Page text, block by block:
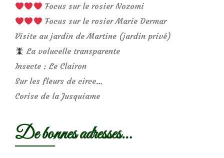
Focus sur le rosier Nozomi
Focus sur le rosier Marie Dermar
Visite au jardin de Martine (jardin privé)
La volucelle transparente
Insecte : Le Clairon
Sur les fleurs de circe…
Corise de la Jusquiame
De bonnes adresses…